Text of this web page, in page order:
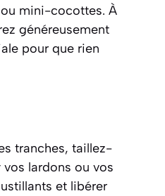
mini-cocottes. À
généreusement
pour que rien
tranches, taillez-
lardons ou vos
et libérer